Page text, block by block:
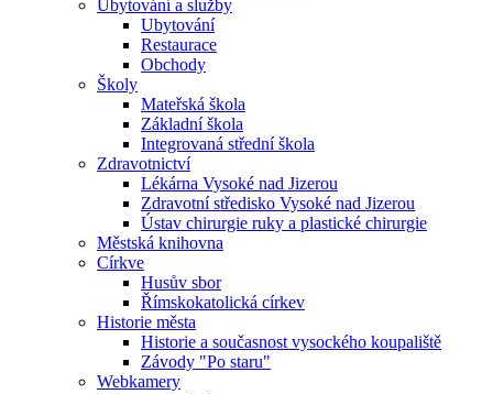
Ubytování a služby
Ubytování
Restaurace
Obchody
Školy
Mateřská škola
Základní škola
Integrovaná střední škola
Zdravotnictví
Lékárna Vysoké nad Jizerou
Zdravotní středisko Vysoké nad Jizerou
Ústav chirurgie ruky a plastické chirurgie
Městská knihovna
Církve
Husův sbor
Římskokatolická církev
Historie města
Historie a současnost vysockého koupaliště
Závody "Po staru"
Webkamery